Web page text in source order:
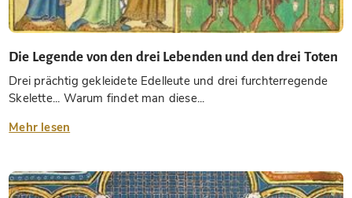
Die Legende von den drei Lebenden und den drei Toten
Drei prächtig gekleidete Edelleute und drei furchterregende
Skelette... Warum findet man diese...
Mehr lesen